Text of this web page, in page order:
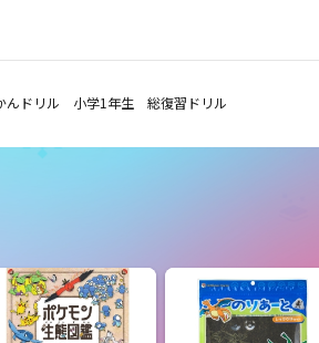
んドリル 小学1年生 総復習ドリル